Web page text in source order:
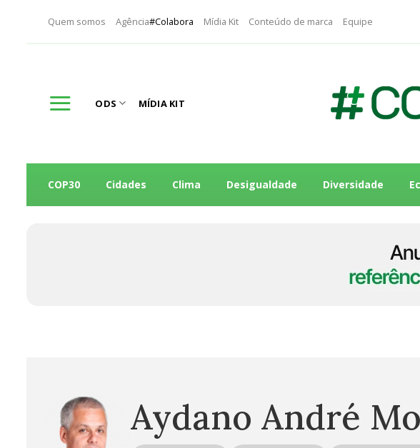
Quem somos Agência#Colabora Mídia Kit Conteúdo de marca Equipe
ODS MÍDIA KIT
COP30 Cidades Clima Desigualdade Diversidade
Aydano André